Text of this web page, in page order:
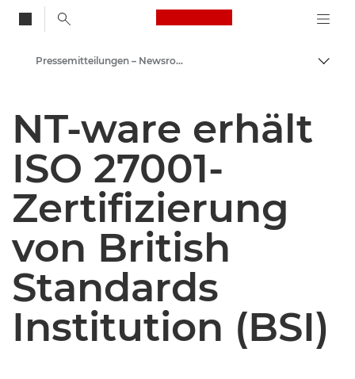
Canon Logo, back
Auf
Newsroom
Pressemitteilungen – Newsroom
NT-ware erhält
ISO 27001-
Zertifizierung
von British
Standards
Institution (BSI)